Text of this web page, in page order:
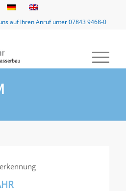
auf Ihren Anruf unter 07843 9468-0